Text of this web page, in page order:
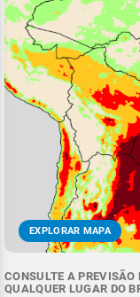
EXPLORAR MAPA
CONSULTE A PREVISÃO
QUALQUER LUGAR DO